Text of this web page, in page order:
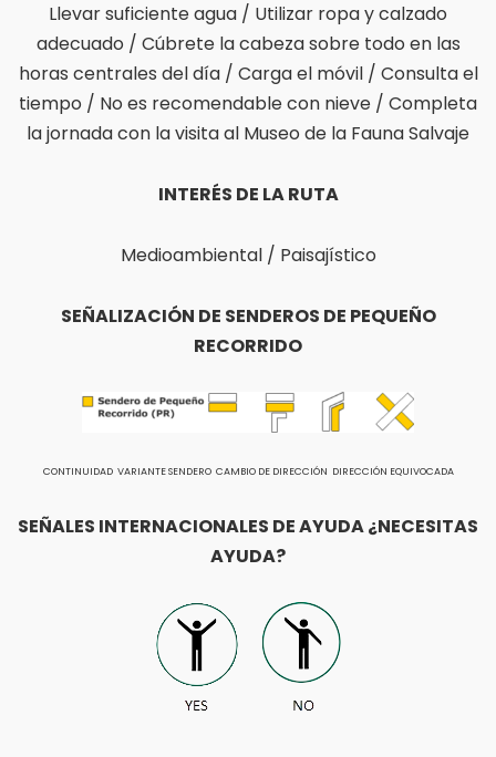
Llevar suficiente agua / Utilizar ropa y calzado
adecuado / Cúbrete la cabeza sobre todo en las
horas centrales del día / Carga el móvil / Consulta el
tiempo / No es recomendable con nieve / Completa
la jornada con la visita al Museo de la Fauna Salvaje
INTERÉS DE LA RUTA
Medioambiental / Paisajístico
SEÑALIZACIÓN DE SENDEROS DE PEQUEÑO
RECORRIDO
CONTINUIDAD VARIANTE SENDERO CAMBIO DE DIRECCIÓN DIRECCIÓN EQUIVOCADA
SEÑALES INTERNACIONALES DE AYUDA ¿NECESITAS
AYUDA?